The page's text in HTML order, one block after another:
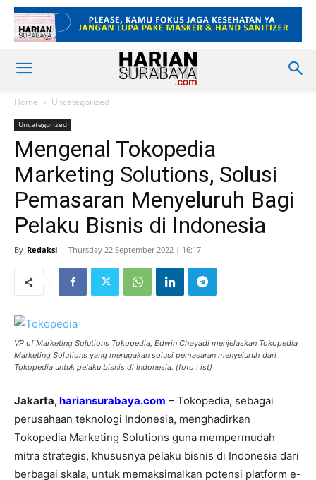
Home Uncategorized
Uncategorized
Mengenal Tokopedia
Marketing Solutions, Solusi
Pemasaran Menyeluruh Bagi
Pelaku Bisnis di Indonesia
By Redaksi - Thursday 22 September 2022 | 16:17
VP of Marketing Solutions Tokopedia, Edwin Chayadi menjelaskan Tokopedia
Marketing Solutions yang merupakan solusi pemasaran menyeluruh dari
Tokopedia untuk pelaku bisnis di Indonesia. (foto : ist)
Jakarta,hariansurabaya.com – Tokopedia, sebagai
perusahaan teknologi Indonesia, menghadirkan
Tokopedia Marketing Solutions guna mempermudah
mitra strategis, khususnya pelaku bisnis di Indonesia dari
berbagai skala, untuk memaksimalkan potensi platform e-